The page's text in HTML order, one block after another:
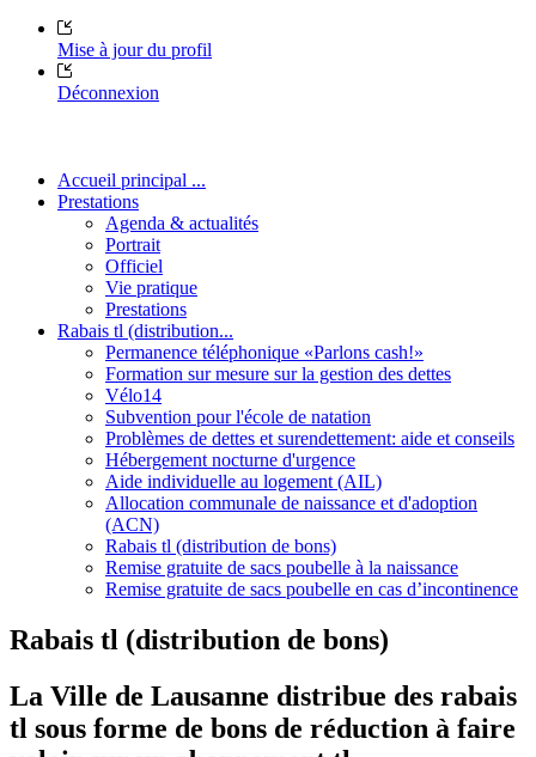
Mise à jour du profil
Déconnexion
Accueil principal ...
Prestations
Agenda & actualités
Portrait
Officiel
Vie pratique
Prestations
Rabais tl (distribution...
Permanence téléphonique «Parlons cash!»
Formation sur mesure sur la gestion des dettes
Vélo14
Subvention pour l'école de natation
Problèmes de dettes et surendettement: aide et conseils
Hébergement nocturne d'urgence
Aide individuelle au logement (AIL)
Allocation communale de naissance et d'adoption
(ACN)
Rabais tl (distribution de bons)
Remise gratuite de sacs poubelle à la naissance
Remise gratuite de sacs poubelle en cas d’incontinence
Rabais tl (distribution de bons)
La Ville de Lausanne distribue des rabais
tl sous forme de bons de réduction à faire